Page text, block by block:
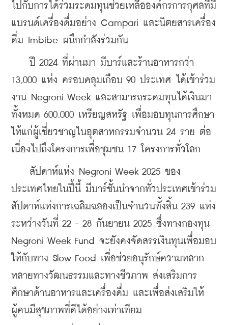
ไปกับการได้ร่วมระดมทุนช่วยเหลือองค์กรการกุศลที่มี
แบรนด์เครื่องดื่มอย่าง Campari และนิตยสารเครื่อง
ดื่ม Imbibe ผนึกกำลังร่วมกัน
ปี 2024 ที่ผ่านมา มีบาร์และร้านอาหารกว่า
13,000 แห่ง ครอบคลุมเกือบ 90 ประเทศ ได้เข้าร่วม
งาน Negroni Week และสามารถระดมทุนได้เงินมา
ทั้งหมด 600,000 เหรียญสหรัฐ เพื่อมอบทุนการศึกษา
ให้แก่ผู้เชี่ยวชาญในอุตสาหกรรมจำนวน 24 ราย ต่อ
เนื่องไปถึงโครงการเพื่อชุมชน 17 โครงการทั่วโลก
สัปดาห์แห่ง Negroni Week 2025 ของ
ประเทศไทยในปี้นี้ มีบาร์ชั้นนำจากทั่วประเทศเข้าร่วม
สัปดาห์แห่งการเฉลิมฉลองเป็นจำนวนทั้งสิ้น 239 แห่ง
ระหว่างวันที่ 22 - 28 กันยายน 2025 ซึ่งทางกองทุน
Negroni Week Fund จะยังคงจัดสรรเงินทุนเพื่อมอบ
ให้กับทาง Slow Food เพื่อช่วยอนุรักษ์ความหลาก
หลายทางวัฒนธรรมและทางชีวภาพ ส่งเสริมการ
ศึกษาด้านอาหารและเครื่องดื่ม และเพื่อส่งเสริมให้
ผู้คนมีสุขภาพที่ดีได้อย่างเท่าเทียม